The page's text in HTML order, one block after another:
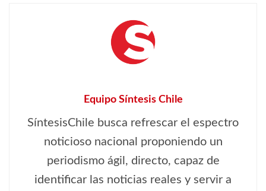
Equipo Síntesis Chile
SíntesisChile busca refrescar el espectro
noticioso nacional proponiendo un
periodismo ágil, directo, capaz de
identificar las noticias reales y servir a